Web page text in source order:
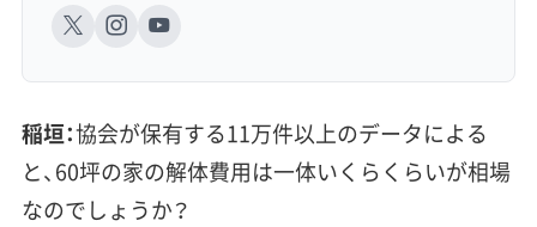
稲垣：協会が保有する11万件以上のデータによる
と、60坪の家の解体費用は一体いくらくらいが相場
なのでしょうか？